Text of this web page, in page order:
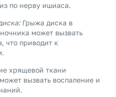
по нерву ишиаса.
Грыжа диска в
может вызвать
что приводит к
хрящевой ткани
вызвать воспаление и